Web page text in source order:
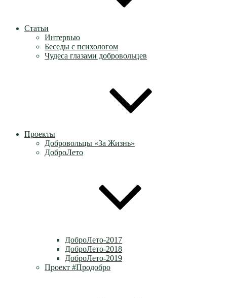
Статьи
Интервью
Беседы с психологом
Чудеса глазами добровольцев
Проекты
Добровольцы «За Жизнь»
ДоброЛето
ДоброЛето-2017
ДоброЛето-2018
ДоброЛето-2019
Проект #Продобро